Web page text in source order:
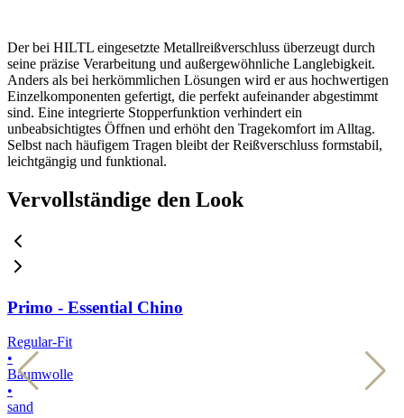
Der bei HILTL eingesetzte Metallreißverschluss überzeugt durch
seine präzise Verarbeitung und außergewöhnliche Langlebigkeit.
Anders als bei herkömmlichen Lösungen wird er aus hochwertigen
Einzelkomponenten gefertigt, die perfekt aufeinander abgestimmt
sind. Eine integrierte Stopperfunktion verhindert ein
unbeabsichtigtes Öffnen und erhöht den Tragekomfort im Alltag.
Selbst nach häufigem Tragen bleibt der Reißverschluss formstabil,
leichtgängig und funktional.
Vervollständige den Look
Primo - Essential Chino
Regular-Fit
•
Baumwolle
•
sand